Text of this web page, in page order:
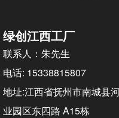
绿创江西工厂
联系人：朱先生
电话: 15338815807
地址:江西省抚州市南城县
业园区东四路 A15栋